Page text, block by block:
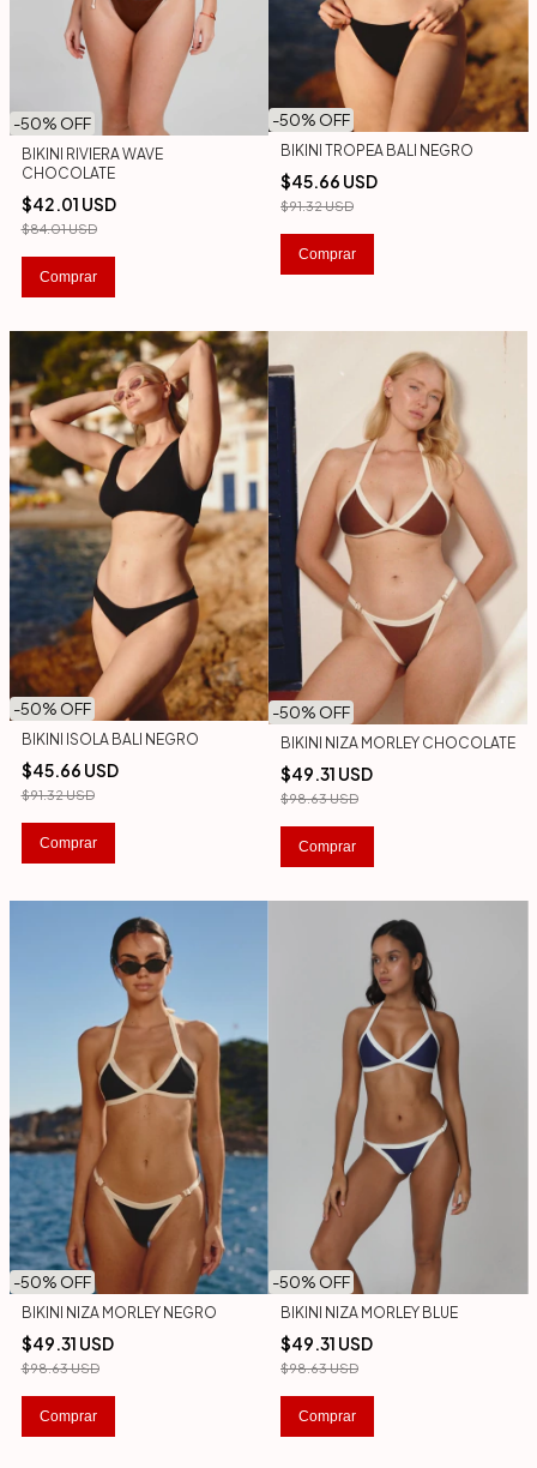
-50% OFF
BIKINI RIVIERA WAVE
CHOCOLATE
$42.01 USD
$84.01 USD
Comprar
-50% OFF
BIKINI TROPEA BALI NEGRO
$45.66 USD
$91.32 USD
Comprar
-50% OFF
BIKINI ISOLA BALI NEGRO
$45.66 USD
$91.32 USD
Comprar
-50% OFF
BIKINI NIZA MORLEY CHOCOLATE
$49.31 USD
$98.63 USD
Comprar
-50% OFF
BIKINI NIZA MORLEY NEGRO
$49.31 USD
$98.63 USD
Comprar
-50% OFF
BIKINI NIZA MORLEY BLUE
$49.31 USD
$98.63 USD
Comprar